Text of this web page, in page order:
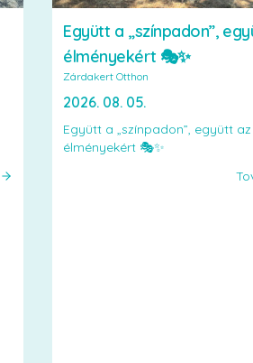
Együtt a „színpadon”,
élményekért 🎭✨
Zárdakert Otthon
2026. 08. 05.
Együtt a „színpadon”, együtt az
élményekért 🎭✨